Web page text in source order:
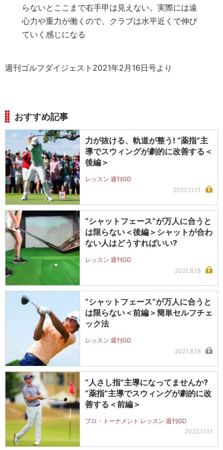
らないとここまで右手甲は見えない。実際には遠
心力や重力が働くので、クラブは水平近くで伸び
ていく感じになる
週刊ゴルフダイジェスト2021年2月16日号より
おすすめ記事
力が抜ける、軌道が整う! “薬指”主
導でスウィングが劇的に改善する＜
後編＞
レッスン 週刊GD
2022.11.11
“シャットフェース”が万人に合うと
は限らない＜後編＞シャットが合わ
ない人はどうすればいい?
レッスン 週刊GD
2021.8.18
“シャットフェース”が万人に合うと
は限らない＜前編＞簡単セルフチェ
ック法
レッスン 週刊GD
2021.8.18
“人さし指”主導になってませんか?
“薬指”主導でスウィングが劇的に改
善する＜前編＞
プロ・トーナメント レッスン 週刊GD
2022.11.11